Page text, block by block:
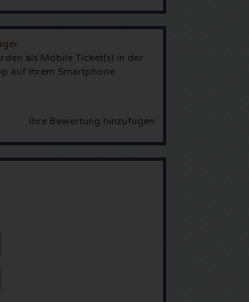
als Mobile Ticket(s) in der
auf Ihrem Smartphone
Ihre Bewertung hinzufügen